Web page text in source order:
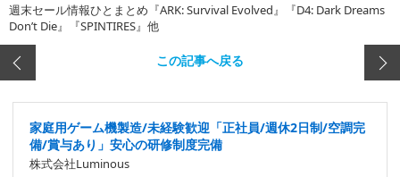
週末セール情報ひとまとめ『ARK: Survival Evolved』『D4: Dark Dreams
Don’t Die』『SPINTIRES』他
この記事へ戻る
家庭用ゲーム機製造/未経験歓迎「正社員/週休2日制/空調完
備/賞与あり」安心の研修制度完備
株式会社Luminous